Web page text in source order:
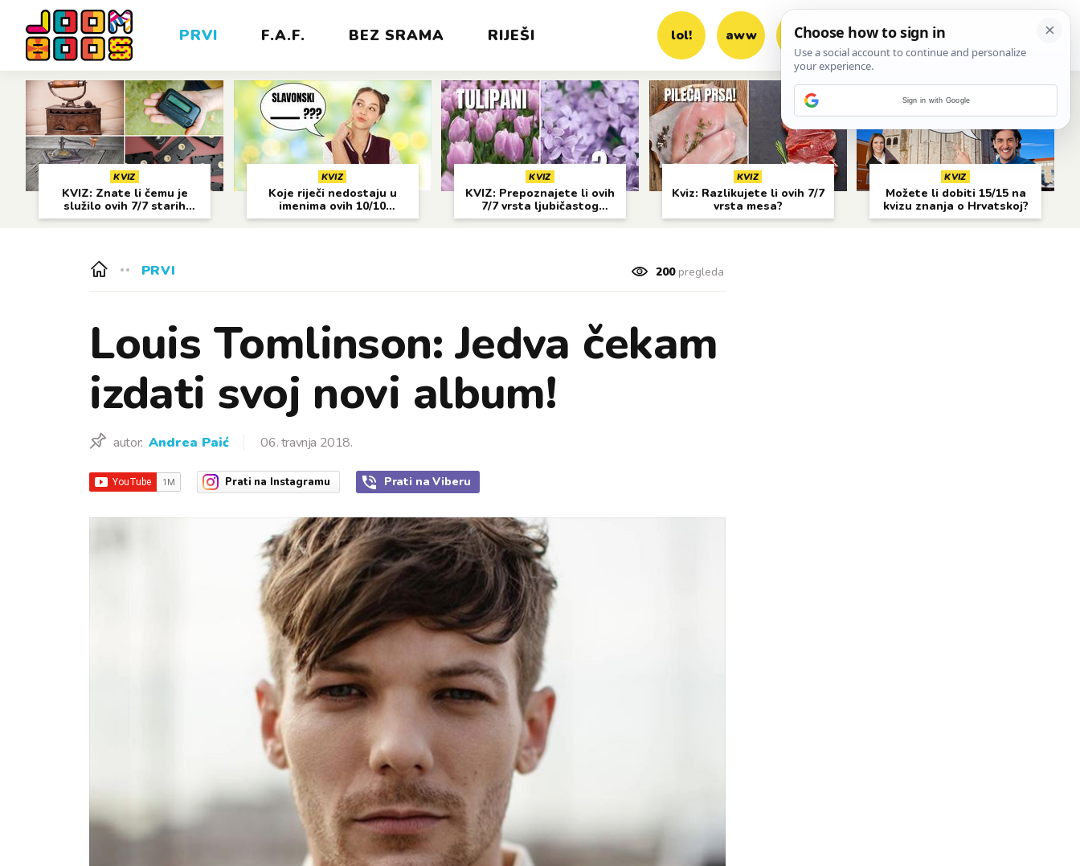
PRVI F.A.F. BEZ SRAMA RIJEŠI lol! aww vrh! woot?!
KVIZ
KVIZ: Znate li čemu je
služilo ovih 7/7 starih
predmeta?
KVIZ
Koje riječi nedostaju u
imenima ovih 10/10
gradova?
KVIZ
KVIZ: Prepoznajete li ovih
7/7 vrsta ljubičastog
cvijeća?
KVIZ
Kviz: Razlikujete li ovih 7/7
vrsta mesa?
KVIZ
Možete li dobiti 15/15 na
kvizu znanja o Hrvatskoj?
PRVI 200pregleda
Louis Tomlinson: Jedva čekam
izdati svoj novi album!
autor: Andrea Paić 06. travnja 2018.
Prati na Instagramu Prati na Viberu
Sign in with Google